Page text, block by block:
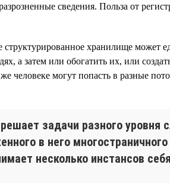
сведения. Польза от
хранилище
затем или обогатить их, или
могут попасть в разные
задачи разного уровня
в него
несколько инстансов